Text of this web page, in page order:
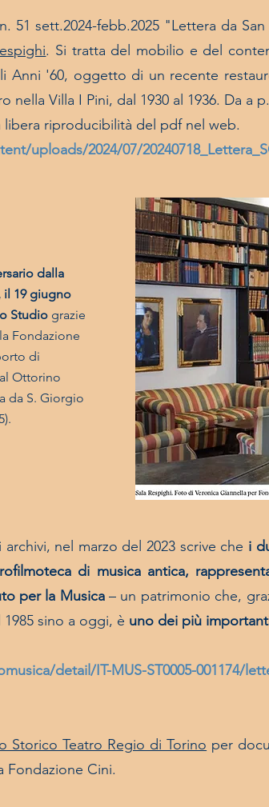
51 sett.2024-febb.2025 "Lettera da
. Si tratta del mobilio e del
Anni '60, oggetto di un recente
nella Villa I Pini, dal 1930 al 1936. Da a
libera riproducibilità del pdf nel web.
uploads/2024/07/
nel marzo del 2023 scrive che i
di musica antica,
per la Musica– un patrimonio che,
sino a oggi, è uno dei più
detail/IT-MUS-ST0005-001174/
Storico Teatro Regio di Torino per
Fondazione Cini.
dalla
il 19 giugno
Studio grazie
Fondazione
di
Ottorino
da S. Giorgio